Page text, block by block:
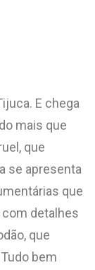
E chega
mais que
que
se apresenta
que
detalhes
que
bem